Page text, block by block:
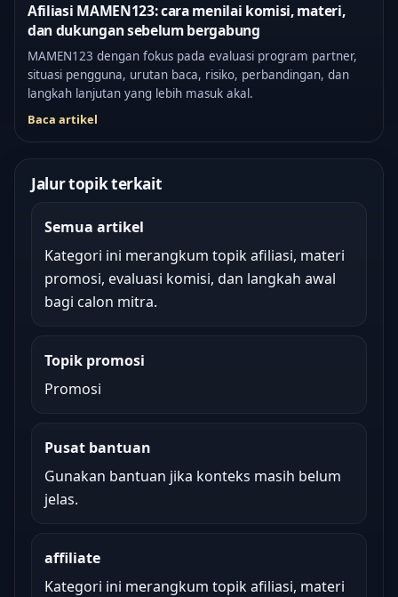
Afiliasi MAMEN123: cara menilai komisi, materi,
dan dukungan sebelum bergabung
MAMEN123 dengan fokus pada evaluasi program partner,
situasi pengguna, urutan baca, risiko, perbandingan, dan
langkah lanjutan yang lebih masuk akal.
Baca artikel
Jalur topik terkait
Semua artikel
Kategori ini merangkum topik afiliasi, materi
promosi, evaluasi komisi, dan langkah awal
bagi calon mitra.
Topik promosi
Promosi
Pusat bantuan
Gunakan bantuan jika konteks masih belum
jelas.
affiliate
Kategori ini merangkum topik afiliasi, materi